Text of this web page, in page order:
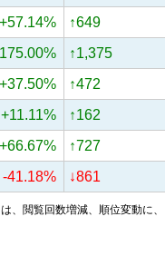
+57.14%
↑649
↑1,375
+37.50%
↑472
+11.11%
↑162
+66.67%
↑727
-41.18% ↓861
、閲覧回数増減、順位変動に、